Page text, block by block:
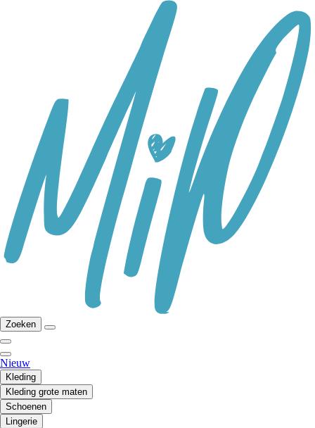
Zoeken
Nieuw
Kleding
Kleding grote maten
Schoenen
Lingerie